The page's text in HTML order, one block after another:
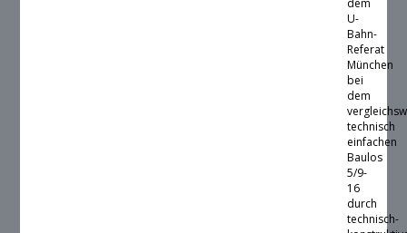
U-
Bahn-
Referat
München
bei
dem
technisch
einfachen
Baulos
5/9-
16
durch
technisch-